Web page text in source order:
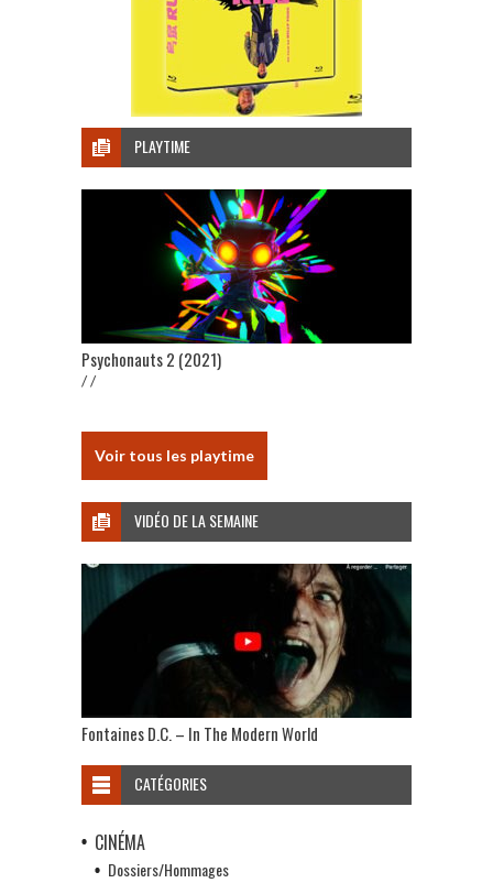
PLAYTIME
Psychonauts 2 (2021)
/ /
Voir tous les playtime
VIDÉO DE LA SEMAINE
Fontaines D.C. – In The Modern World
CATÉGORIES
CINÉMA
Dossiers/Hommages